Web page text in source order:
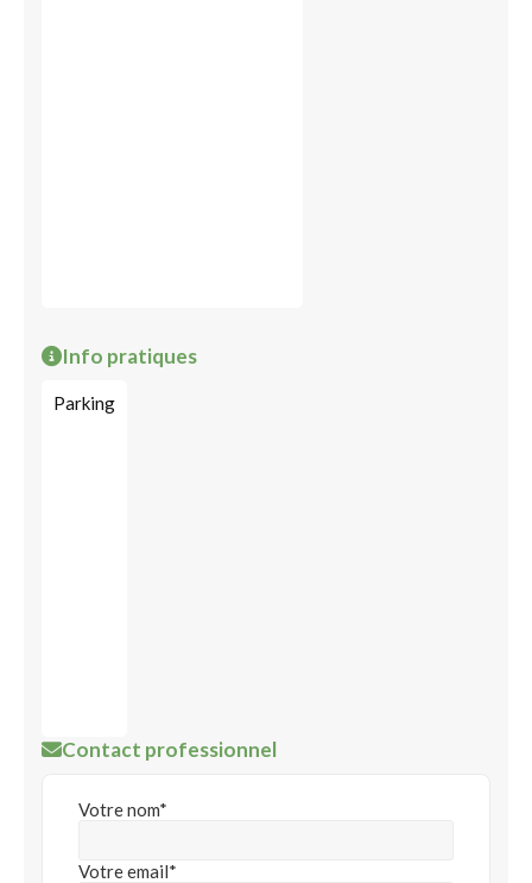
Info pratiques
Parking
Contact professionnel
Votre nom*
Votre email*